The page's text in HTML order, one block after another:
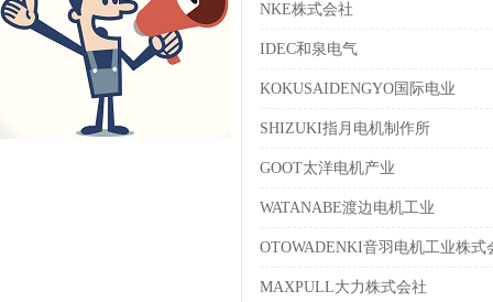
NKE株式会社
IDEC和泉电气
KOKUSAIDENGYO国际电业
SHIZUKI指月电机制作所
GOOT太洋电机产业
WATANABE渡边电机工业
OTOWADENKI音羽电机工业株式
MAXPULL大力株式会社